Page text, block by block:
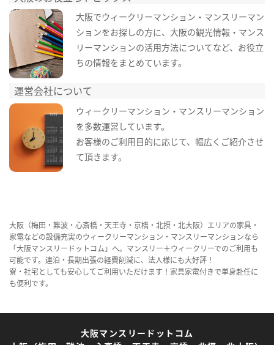
大阪でウィークリーマンション・マンスリーマン
ションをお探しの方に、大阪の観光情報・マンス
リーマンションの活用方法についてなど、お役立
ちの情報をまとめています。
運営会社について
ウィークリーマンション・マンスリーマンション
を多数運営しています。
お客様のご利用目的に応じて、幅広くご紹介させ
て頂きます。
大阪（梅田・難波・心斎橋・天王寺・京橋・北摂・北大阪）エリアの家具・
家電などの設備充実のウィークリーマンション・マンスリーマンションなら
「大阪マンスリードットコム」へ。マンスリー＋ウィークリーでのご利用も
可能です。連泊・長期出張の経費削減に、法人様にも大好評！
寮・社宅としても安心してご利用いただけます！家具家電付きで単身赴任に
も便利です。
大阪マンスリードットコム